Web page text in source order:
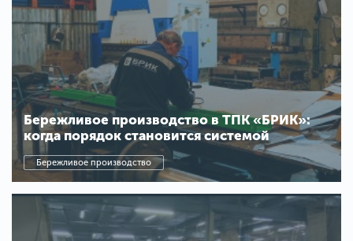
Бережливое производство в ТПК «БРИК»:
когда порядок становится системой
Бережливое производство